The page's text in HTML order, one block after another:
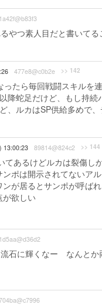
1a42f@b83f3
やつ素人目だと書いて
477e8@c0b2e >> 142
ったら毎回戦闘スキルを
降蛇足だけど、もし持
、ルカはSP供給多めで
13:00:23 89814@824c2 >> 144
てあるけどルカは裂傷し
ポは開示されてないア
が居るとサンポが呼ば
が欲しい
1d5aa@d36d2
石に輝くなー なんと